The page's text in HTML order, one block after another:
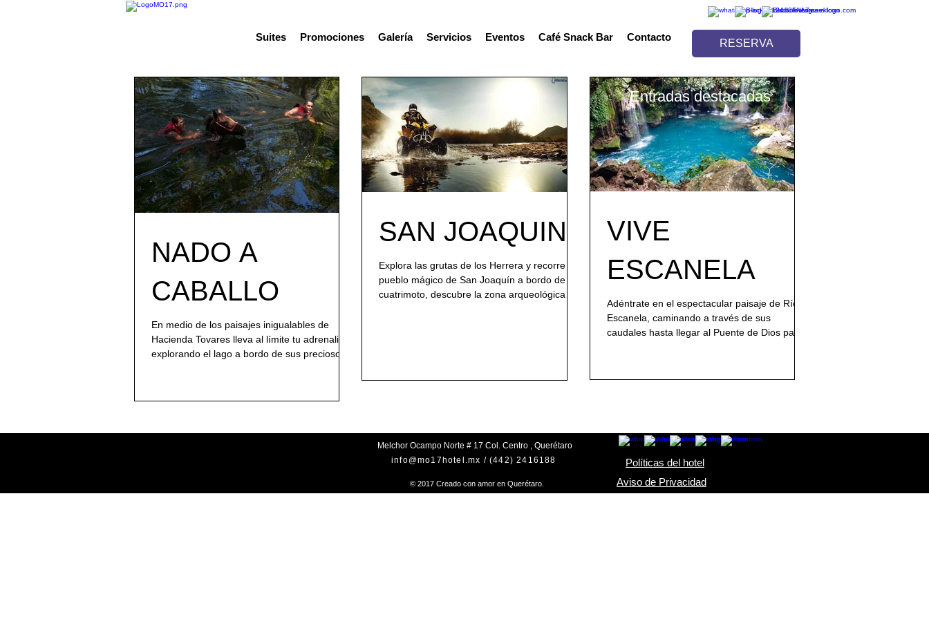
Suites Promociones Galería Servicios Eventos Café Snack Bar Contacto
RESERVA
NADO A
CABALLO
En medio de los paisajes inigualables de
Hacienda Tovares lleva al límite tu adrenalina
explorando el lago a bordo de sus preciosos...
SAN JOAQUIN
Explora las grutas de los Herrera y recorre el
pueblo mágico de San Joaquín a bordo de
cuatrimoto, descubre la zona arqueológica
VIVE
ESCANELA
Adéntrate en el espectacular paisaje de Río
Escanela, caminando a través de sus
caudales hasta llegar al Puente de Dios para
Entradas destacadas
Melchor Ocampo Norte # 17 Col. Centro , Querétaro
info@mo17hotel.mx / (442) 2416188 Políticas del hotel
© 2017 Creado con amor en Querétaro. Aviso de Privacidad